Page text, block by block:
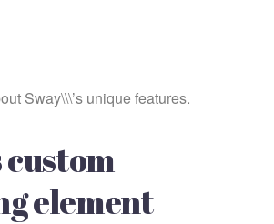
Sway\\\’s unique features.
custom
element